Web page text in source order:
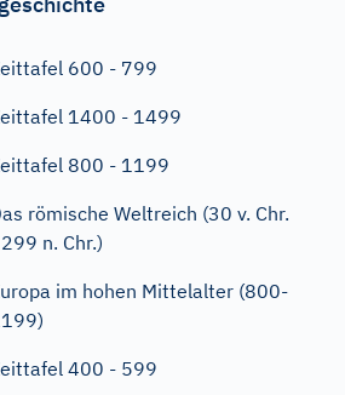
600 - 799
1400 - 1499
800 - 1199
römische Weltreich (30 v. Chr.
n. Chr.)
im hohen Mittelalter (800-
400 - 599